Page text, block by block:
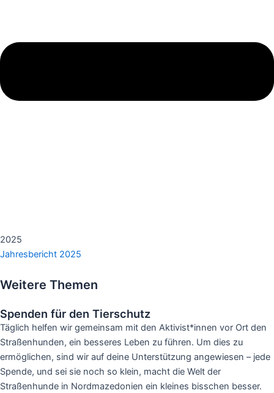
2025
Jahresbericht 2025
Weitere Themen
Spenden für den Tierschutz
Täglich helfen wir gemeinsam mit den Aktivist*innen vor Ort den
Straßenhunden, ein besseres Leben zu führen. Um dies zu
ermöglichen, sind wir auf deine Unterstützung angewiesen – jede
Spende, und sei sie noch so klein, macht die Welt der
Straßenhunde in Nordmazedonien ein kleines bisschen besser.